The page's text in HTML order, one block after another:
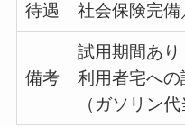
待遇 社会保険完備
備考
試用期間あり
利用者宅への
（ガソリン